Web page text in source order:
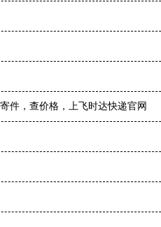
件，查价格，上飞时达快递官网